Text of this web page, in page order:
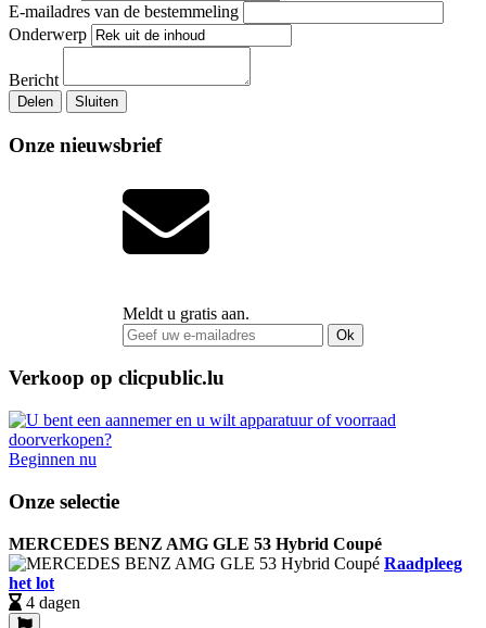
E-mailadres van de bestemmeling
Onderwerp
Bericht
Delen Sluiten
Onze nieuwsbrief
Meldt u gratis aan.
Ok
Verkoop op clicpublic.lu
Beginnen nu
Onze selectie
MERCEDES BENZ AMG GLE 53 Hybrid Coupé
Raadpleeg
het lot
4 dagen